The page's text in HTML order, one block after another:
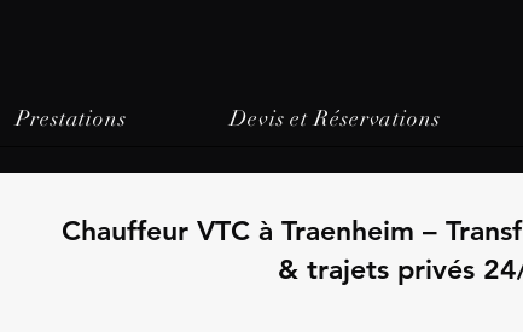
Prestations Devis et Réservations
Chauffeur VTC à Traenheim –
& trajets privés